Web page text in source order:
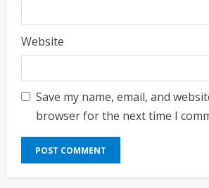
Website
Save my name, email, and
browser for the next time I